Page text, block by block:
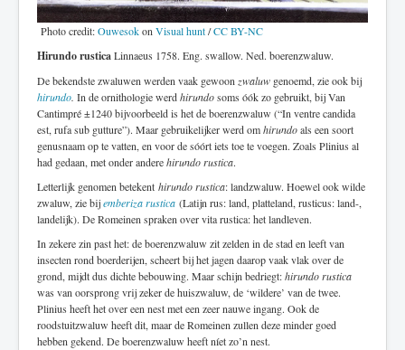
Literatuur
Photo credit:OuwesokonVisual hunt/CC BY-NC
Hirundo rusticaLinnaeus 1758. Eng. swallow. Ned. boerenzwaluw.
De bekendste zwaluwen werden vaak gewoonzwaluw genoemd, zie ook bij
hirundo. In de ornithologie werdhirundosoms óók zo gebruikt, bij Van
Cantimpré ±1240 bijvoorbeeld is het de boerenzwaluw (“In ventre candida
est, rufa sub gutture”). Maar gebruikelijker werd omhirundoals een soort
genusnaam op te vatten, en voor de sóórt iets toe te voegen. Zoals Plinius al
had gedaan, met onder anderehirundo rustica.
Letterlijk genomen betekent hirundo rustica: landzwaluw. Hoewel ook wilde
zwaluw, zie bijemberiza rustica (Latijn rus: land, platteland, rusticus: land-,
landelijk). De Romeinen spraken over vita rustica: het landleven.
In zekere zin past het: de boerenzwaluw zit zelden in de stad en leeft van
insecten rond boerderijen, scheert bij het jagen daarop vaak vlak over de
grond, mijdt dus dichte bebouwing. Maar schijn bedriegt:hirundo rustica
was van oorsprong vrij zeker de huiszwaluw, de ‘wildere’ van de twee.
Plinius heeft het over een nest met een zeer nauwe ingang. Ook de
roodstuitzwaluw heeft dit, maar de Romeinen zullen deze minder goed
hebben gekend. De boerenzwaluw heeft níet zo’n nest.